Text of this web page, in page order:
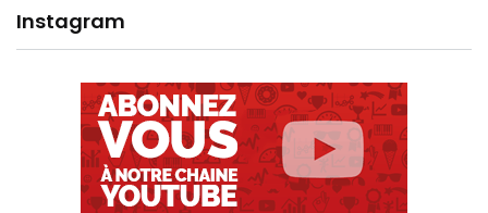
Instagram